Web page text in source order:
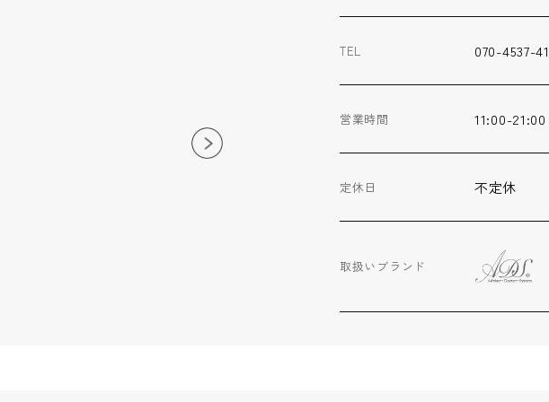
TEL 070-4537-
営業時間 11:00-21:00
定休日 不定休
取扱いブランド